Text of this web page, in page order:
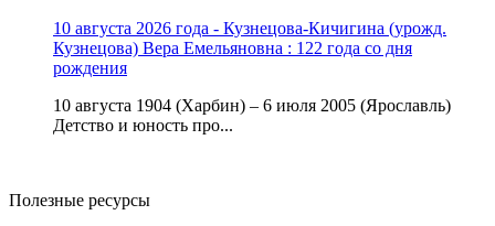
10 августа 2026 года - Кузнецова-Кичигина (урожд.
Кузнецова) Вера Емельяновна : 122 года со дня
рождения
10 августа 1904 (Харбин) – 6 июля 2005 (Ярославль)
Детство и юность про...
Полезные ресурсы